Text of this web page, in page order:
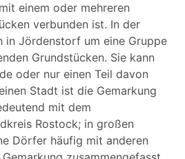
einem oder mehreren
verbunden ist. In der
in Jördenstorf um eine Gruppe
Grundstücken. Sie kann
oder nur einen Teil davon
Stadt ist die Gemarkung
mit dem
Rostock; in großen
Dörfer häufig mit anderen